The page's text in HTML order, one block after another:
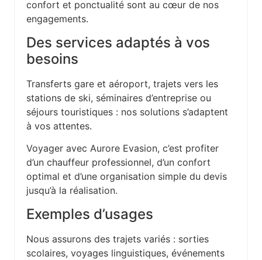
confort et ponctualité sont au cœur de nos
engagements.
Des services adaptés à vos
besoins
Transferts gare et aéroport, trajets vers les
stations de ski, séminaires d’entreprise ou
séjours touristiques : nos solutions s’adaptent
à vos attentes.
Voyager avec Aurore Evasion, c’est profiter
d’un chauffeur professionnel, d’un confort
optimal et d’une organisation simple du devis
jusqu’à la réalisation.
Exemples d’usages
Nous assurons des trajets variés : sorties
scolaires, voyages linguistiques, événements